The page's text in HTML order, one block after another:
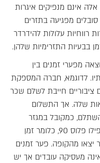
אלה אינם מנפיקים איגרות
מפגיעה בתזרים
רווחיות עלולות להידרדר
בבעיות התזרימיות שלהן.
מפערי זמנים בין
לדוגמא, חברה המספקת
ציבוריים חייבת לשלם שכר
שלה. אך התשלום
כמקובל במגזר
הציבורי, בתנאי שוטף פלוס 60 או אפילו פלוס 90, כלומר זמן
יצאו מהקופה. פער זמנים
מעסיקה עובדים אך יש